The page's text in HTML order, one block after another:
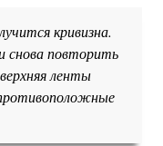
кривизна.
снова повторить
ленты